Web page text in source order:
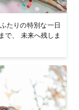
たりの特別な一日
で、 未来へ残しま